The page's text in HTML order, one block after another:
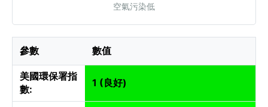
空氣污染低
參數 數值
美國環保署指
數:
1 (良好)